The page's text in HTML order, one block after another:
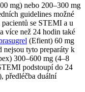
mg) nebo 200–300 mg
guidelines možné
se STEMI a u
více než 24 hodin také
(Efient) 60 mg
tyto preparáty k
300–600 mg (4–8
podstoupí do 24
předléčba duální